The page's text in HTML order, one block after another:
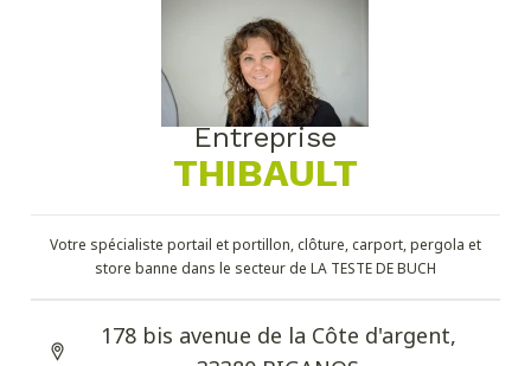
Entreprise
THIBAULT
Votre spécialiste portail et portillon, clôture, carport, pergola et
store banne dans le secteur de LA TESTE DE BUCH
178 bis avenue de la Côte d'argent,